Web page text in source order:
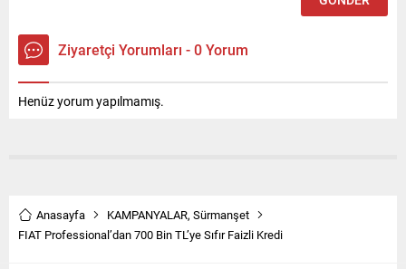
Ziyaretçi Yorumları - 0 Yorum
Henüz yorum yapılmamış.
Anasayfa KAMPANYALAR, Sürmanşet
FIAT Professional’dan 700 Bin TL’ye Sıfır Faizli Kredi